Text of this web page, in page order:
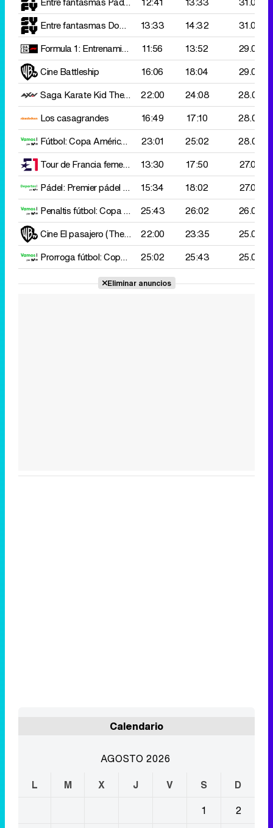
Entre fantasmas Dominación 13:33 14:32
31.000
Formula 1: Entrenamientos libres
G. P. Hungría
11:56 13:52
29.000
CineBattleship 16:06 18:04
29.000
Saga Karate KidThe karate kid 22:00 24:08
28.000
Los casagrandes
16:49 17:10
28.000
Fútbol: Copa América femenino
Colombia - Brasil
23:01 25:02
28.000
Tour de Francia femenino
Chambery - Saint François
13:30 17:50
27.000
Pádel: Premier pádel
A. Coello y A. Tapia - M. Yanguas y
15:34 18:02
27.000
Penaltis fútbol: Copa América femenino
Colombia - Brasil
25:43 26:02
26.000
CineEl pasajero (The commuter) 22:00 23:35
25.000
Prorroga fútbol: Copa América femenino
Colombia - Brasil
25:02 25:43 25.000
Eliminar anuncios
Calendario
AGOSTO 2026
L
M X J V S
D
1
2